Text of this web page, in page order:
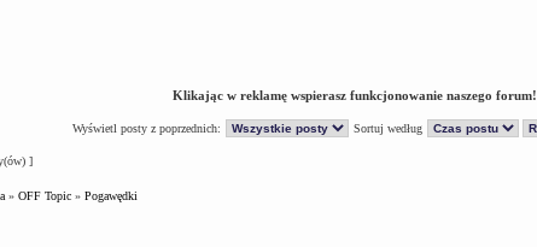
Klikając w reklamę wspierasz funkcjonowanie naszego forum!
Wyświetl posty z poprzednich:
Sortuj według
]
» OFF Topic» Pogawędki